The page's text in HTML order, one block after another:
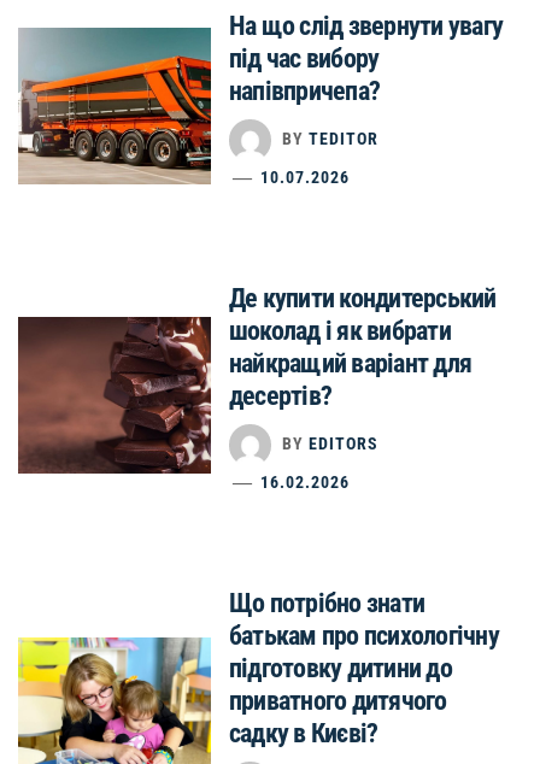
На що слід звернути увагу
під час вибору
напівпричепа?
BY TEDITOR
10.07.2026
Де купити кондитерський
шоколад і як вибрати
найкращий варіант для
десертів?
BY EDITORS
16.02.2026
Що потрібно знати
батькам про психологічну
підготовку дитини до
приватного дитячого
садку в Києві?